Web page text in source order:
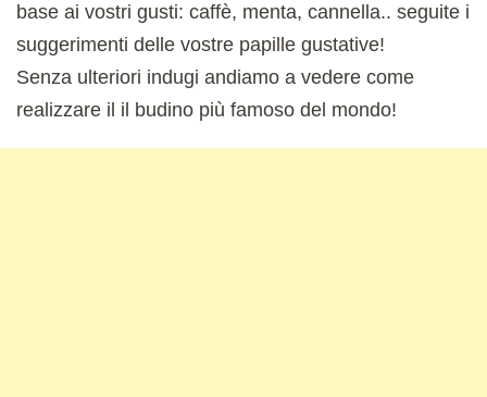
base ai vostri gusti: caffè, menta, cannella.. seguite i
suggerimenti delle vostre papille gustative!
Senza ulteriori indugi andiamo a vedere come
realizzare il il budino più famoso del mondo!